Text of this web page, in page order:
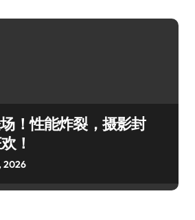
！性能炸裂，摄影封
！
2026